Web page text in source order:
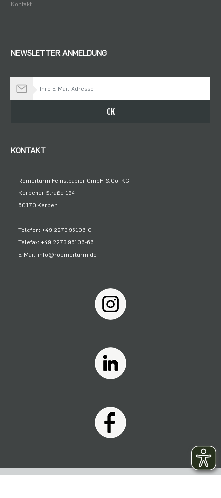
Kontakt
NEWSLETTER ANMELDUNG
OK
KONTAKT
Römerturm Feinstpapier GmbH & Co. KG
Kerpener Straße 154
50170 Kerpen
Telefon: +49 2273 95106-0
Telefax: +49 2273 95106-66
E-Mail: info@roemerturm.de